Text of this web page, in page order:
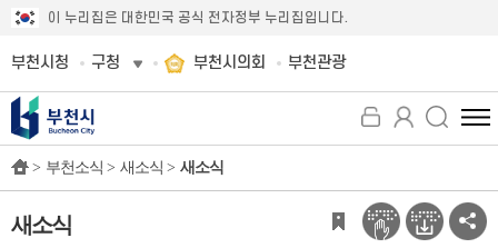
이 누리집은 대한민국 공식 전자정부 누리집입니다.
부천시청 구청 부천시의회 부천관광
전
체
뉴
보
기
> 부천소식 > 새소식 > 새소식
새소식